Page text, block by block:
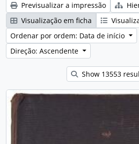
Previsualizar a impressão
Visualização em ficha
Ordenar por ordem: Data de início
Direção: Ascendente
Show 13553